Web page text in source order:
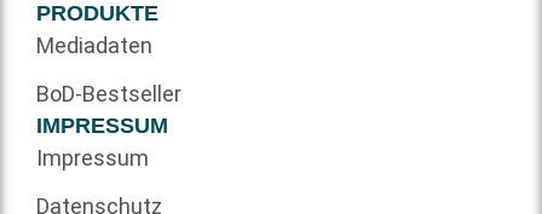
PRODUKTE
Mediadaten
BoD-Bestseller
IMPRESSUM
Impressum
Datenschutz